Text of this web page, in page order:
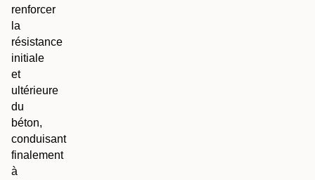
renforcer
la
résistance
initiale
et
ultérieure
du
béton,
conduisant
finalement
à